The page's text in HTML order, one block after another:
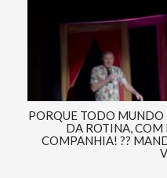
PORQUE TODO MUNDO
DA ROTINA, COM
COMPANHIA! ??